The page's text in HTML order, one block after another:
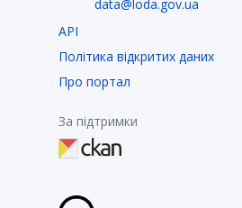
data@loda.gov.ua
API
Політика відкритих даних
Про портал
За підтримки